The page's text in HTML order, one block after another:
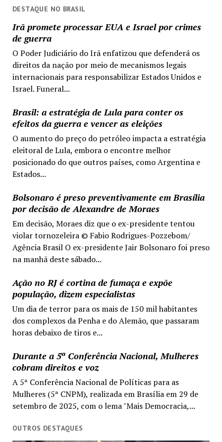
DESTAQUE NO BRASIL
Irã promete processar EUA e Israel por crimes
de guerra
O Poder Judiciário do Irã enfatizou que defenderá os
direitos da nação por meio de mecanismos legais
internacionais para responsabilizar Estados Unidos e
Israel. Funeral...
Brasil: a estratégia de Lula para conter os
efeitos da guerra e vencer as eleições
O aumento do preço do petróleo impacta a estratégia
eleitoral de Lula, embora o encontre melhor
posicionado do que outros países, como Argentina e
Estados...
Bolsonaro é preso preventivamente em Brasília
por decisão de Alexandre de Moraes
Em decisão, Moraes diz que o ex-presidente tentou
violar tornozeleira © Fabio Rodrigues-Pozzebom/
Agência Brasil O ex-presidente Jair Bolsonaro foi preso
na manhã deste sábado...
Ação no RJ é cortina de fumaça e expõe
população, dizem especialistas
Um dia de terror para os mais de 150 mil habitantes
dos complexos da Penha e do Alemão, que passaram
horas debaixo de tiros e...
Durante a 5ª Conferência Nacional, Mulheres
cobram direitos e voz
A 5ª Conferência Nacional de Políticas para as
Mulheres (5ª CNPM), realizada em Brasília em 29 de
setembro de 2025, com o lema "Mais Democracia,...
OUTROS DESTAQUES